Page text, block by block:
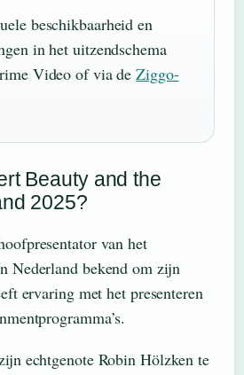
beschikbaarheid en
in het uitzendschema
Video of via deZiggo-
Beauty and the
2025?
van het
Nederland bekend om zijn
ervaring met het presenteren
echtgenote Robin Hölzken te